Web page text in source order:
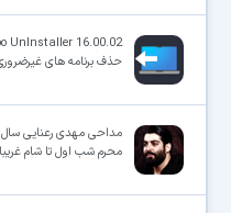
UnInstaller 16.00.02
حذف برنامه های
مداحی مهدی رعنایی سال 98
محرم شب اول تا شام